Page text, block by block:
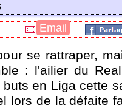
Email
se rattraper,
: l'ailier du
en Liga cette
lors de la défaite